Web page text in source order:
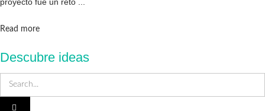
Read moreDetails
Descubre ideas